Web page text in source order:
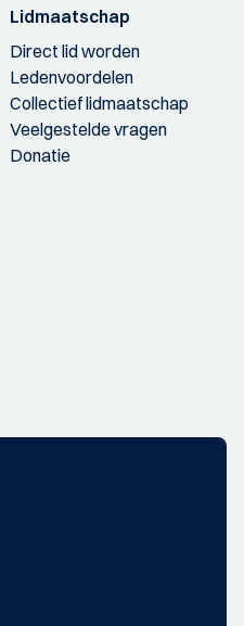
Lidmaatschap
Direct lid worden
Ledenvoordelen
Collectief lidmaatschap
Veelgestelde vragen
Donatie